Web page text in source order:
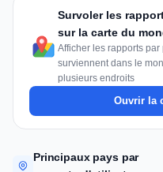
Survoler les
sur la carte du
Afficher les rapports
surviennent dans le
plusieurs endroits
Ouvrir la
Principaux pays par